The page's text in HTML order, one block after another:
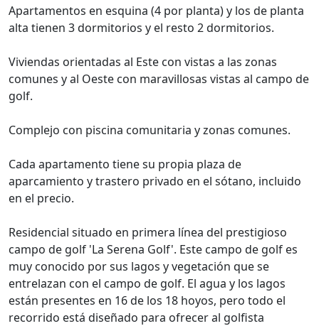
Apartamentos en esquina (4 por planta) y los de planta
alta tienen 3 dormitorios y el resto 2 dormitorios.
Viviendas orientadas al Este con vistas a las zonas
comunes y al Oeste con maravillosas vistas al campo de
golf.
Complejo con piscina comunitaria y zonas comunes.
Cada apartamento tiene su propia plaza de
aparcamiento y trastero privado en el sótano, incluido
en el precio.
Residencial situado en primera línea del prestigioso
campo de golf 'La Serena Golf'. Este campo de golf es
muy conocido por sus lagos y vegetación que se
entrelazan con el campo de golf. El agua y los lagos
están presentes en 16 de los 18 hoyos, pero todo el
recorrido está diseñado para ofrecer al golfista